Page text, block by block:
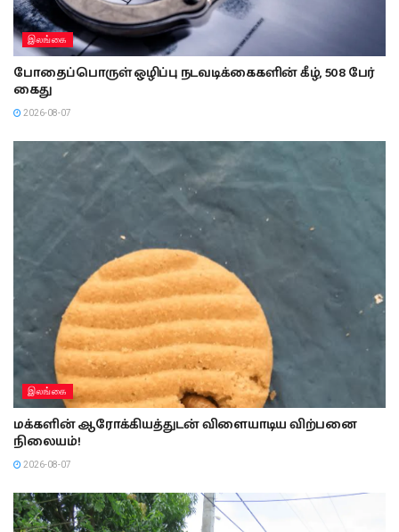
இலங்கை
போதைப்பொருள் ஒழிப்பு நடவடிக்கைகளின் கீழ், 508 பேர்
கைது
2026-08-07
இலங்கை
மக்களின் ஆரோக்கியத்துடன் விளையாடிய விற்பனை
நிலையம்!
2026-08-07